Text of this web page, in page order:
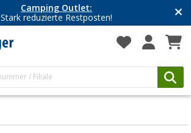
Camping Outlet:
Stark reduzierte Restposten!